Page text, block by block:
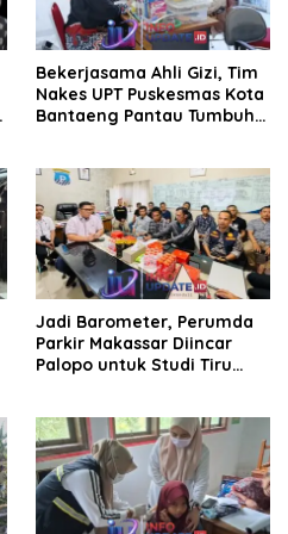
Bekerjasama Ahli Gizi, Tim
Nakes UPT Puskesmas Kota
Bantaeng Pantau Tumbuh
Jadi Barometer, Perumda
Parkir Makassar Diincar
Palopo untuk Studi Tiru